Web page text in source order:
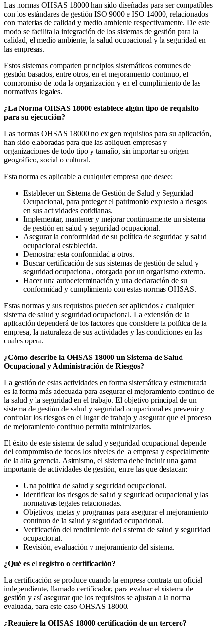
Las normas OHSAS 18000 han sido diseñadas para ser compatibles
con los estándares de gestión ISO 9000 e ISO 14000, relacionados
con materias de calidad y medio ambiente respectivamente. De este
modo se facilita la integración de los sistemas de gestión para la
calidad, el medio ambiente, la salud ocupacional y la seguridad en
las empresas.
Estos sistemas comparten principios sistemáticos comunes de
gestión basados, entre otros, en el mejoramiento continuo, el
compromiso de toda la organización y en el cumplimiento de las
normativas legales.
¿La Norma OHSAS 18000 establece algún tipo de requisito
para su ejecución?
Las normas OHSAS 18000 no exigen requisitos para su aplicación,
han sido elaboradas para que las apliquen empresas y
organizaciones de todo tipo y tamaño, sin importar su origen
geográfico, social o cultural.
Esta norma es aplicable a cualquier empresa que desee:
Establecer un Sistema de Gestión de Salud y Seguridad
Ocupacional, para proteger el patrimonio expuesto a riesgos
en sus actividades cotidianas.
Implementar, mantener y mejorar continuamente un sistema
de gestión en salud y seguridad ocupacional.
Asegurar la conformidad de su política de seguridad y salud
ocupacional establecida.
Demostrar esta conformidad a otros.
Buscar certificación de sus sistemas de gestión de salud y
seguridad ocupacional, otorgada por un organismo externo.
Hacer una autodeterminación y una declaración de su
conformidad y cumplimiento con estas normas OHSAS.
Estas normas y sus requisitos pueden ser aplicados a cualquier
sistema de salud y seguridad ocupacional. La extensión de la
aplicación dependerá de los factores que considere la política de la
empresa, la naturaleza de sus actividades y las condiciones en las
cuales opera.
¿Cómo describe la OHSAS 18000 un Sistema de Salud
Ocupacional y Administración de Riesgos?
La gestión de estas actividades en forma sistemática y estructurada
es la forma más adecuada para asegurar el mejoramiento continuo de
la salud y la seguridad en el trabajo. El objetivo principal de un
sistema de gestión de salud y seguridad ocupacional es prevenir y
controlar los riesgos en el lugar de trabajo y asegurar que el proceso
de mejoramiento continuo permita minimizarlos.
El éxito de este sistema de salud y seguridad ocupacional depende
del compromiso de todos los niveles de la empresa y especialmente
de la alta gerencia. Asimismo, el sistema debe incluir una gama
importante de actividades de gestión, entre las que destacan:
Una política de salud y seguridad ocupacional.
Identificar los riesgos de salud y seguridad ocupacional y las
normativas legales relacionadas.
Objetivos, metas y programas para asegurar el mejoramiento
continuo de la salud y seguridad ocupacional.
Verificación del rendimiento del sistema de salud y seguridad
ocupacional.
Revisión, evaluación y mejoramiento del sistema.
¿Qué es el registro o certificación?
La certificación se produce cuando la empresa contrata un oficial
independiente, llamado certificador, para evaluar el sistema de
gestión y así asegurar que los requisitos se ajustan a la norma
evaluada, para este caso OHSAS 18000.
¿Requiere la OHSAS 18000 certificación de un tercero?